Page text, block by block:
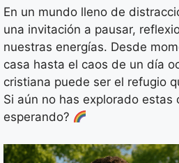
En un mundo lleno de
una invitación a pausar,
nuestras energías. Desde
casa hasta el caos de un día
cristiana puede ser el refugio
Si aún no has explorado estas
esperando?